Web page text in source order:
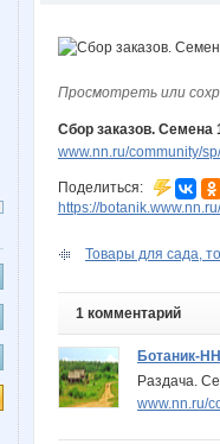
Просмотреть или
Сбор заказов. Семена
www.nn.ru/community/
Поделиться:
https://
Товары для сада,
1 комментарий
Ботаник-НН
Раздача.
www.nn.ru/